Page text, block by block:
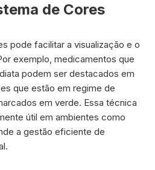
de Cores
pode facilitar a visualização e o
exemplo, medicamentos que
podem ser destacados em
que estão em regime de
em verde. Essa técnica
útil em ambientes como
a gestão eficiente de